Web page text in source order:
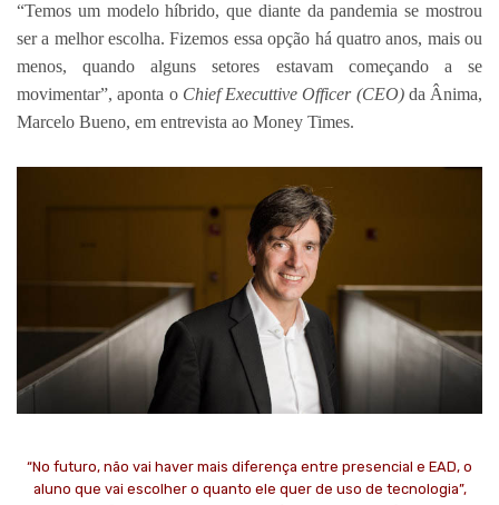
“Temos um modelo híbrido, que diante da pandemia se mostrou
ser a melhor escolha. Fizemos essa opção há quatro anos, mais ou
menos, quando alguns setores estavam começando a se
movimentar”, aponta o Chief Executtive Officer (CEO)da Ânima,
Marcelo Bueno, em entrevista ao Money Times.
“No futuro, não vai haver mais diferença entre presencial e EAD, o
aluno que vai escolher o quanto ele quer de uso de tecnologia”,